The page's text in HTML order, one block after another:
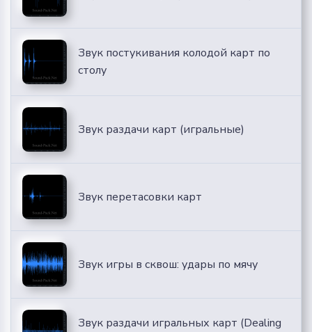
Звук постукивания колодой карт по
столу
Звук раздачи карт (игральные)
Звук перетасовки карт
Звук игры в сквош: удары по мячу
Звук раздачи игральных карт (Dealing